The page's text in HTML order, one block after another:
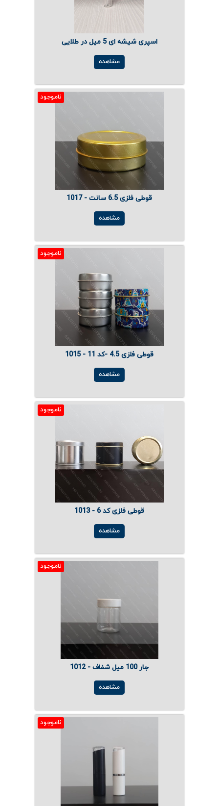
اسپری شیشه ای 5 میل در طلایی
مشاهده
ناموجود
قوطی فلزی 6.5 سانت - 1017
مشاهده
ناموجود
قوطی فلزی 4.5 -کد 11 - 1015
مشاهده
ناموجود
قوطی فلزی کد 6 - 1013
مشاهده
ناموجود
جار 100 میل شفاف - 1012
مشاهده
ناموجود